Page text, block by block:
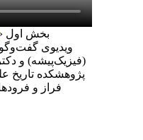
بخش اول
ویدیوی
(فیزیک‌پیشه) و
پژوهشکده تاریخ
فراز و